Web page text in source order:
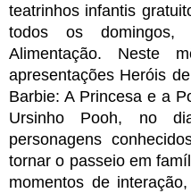
teatrinhos infantis
todos os
Alimentação. Neste
apresentações Heróis
Barbie: A Princesa e a
Ursinho Pooh, no
personagens
tornar o passeio em
momentos de